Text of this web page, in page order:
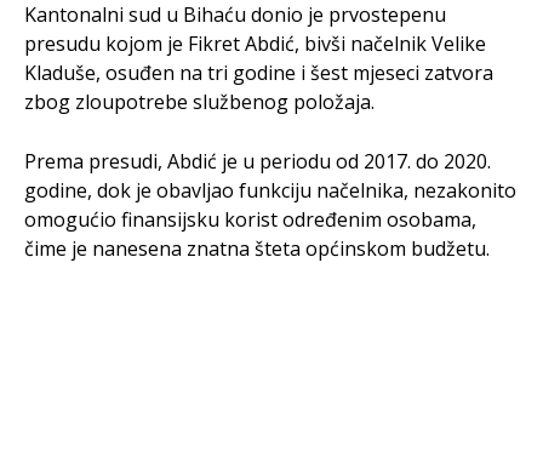
Kantonalni sud u Bihaću donio je prvostepenu
presudu kojom je Fikret Abdić, bivši načelnik Velike
Kladuše, osuđen na tri godine i šest mjeseci zatvora
zbog zloupotrebe službenog položaja.
Prema presudi, Abdić je u periodu od 2017. do 2020.
godine, dok je obavljao funkciju načelnika, nezakonito
omogućio finansijsku korist određenim osobama,
čime je nanesena znatna šteta općinskom budžetu.